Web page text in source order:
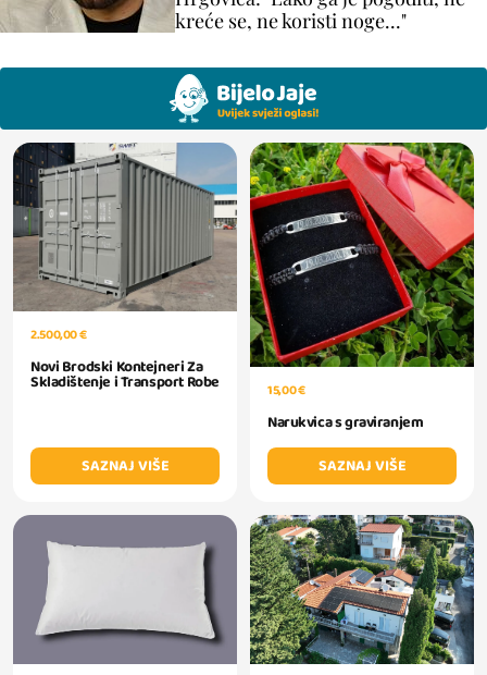
kreće se, ne koristi noge..."
2.500,00 €
Novi Brodski Kontejneri Za
Skladištenje i Transport Robe
SAZNAJ VIŠE
15,00 €
Narukvica s graviranjem
SAZNAJ VIŠE